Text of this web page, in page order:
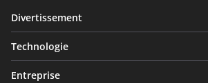
Divertissement
Technologie
Entreprise